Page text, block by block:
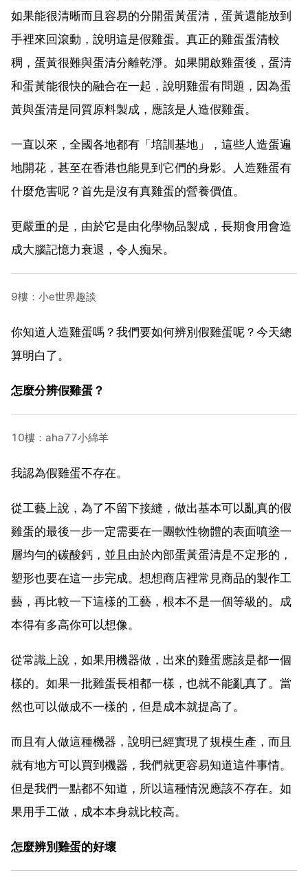
如果能很清晰而且容易的分開蛋黃蛋清，蛋黃還能放到
手裡來回滾動，說明這是假雞蛋。真正的雞蛋蛋清較
稠，蛋黃很難與蛋清分離乾淨。如果開啟雞蛋後，蛋清
和蛋黃能很快的融合在一起，說明雞蛋有問題，因為蛋
黃與蛋清是同質原料製成，應該是人造假雞蛋。
一直以來，全國各地都有「培訓基地」，這些人造蛋遍
地開花，甚至在香港也能見到它們的身影。人造雞蛋有
什麼危害呢？首先是沒有真雞蛋的營養價值。
更嚴重的是，由於它是由化學物品製成，長期食用會造
成大腦記憶力衰退，令人痴呆。
9樓：小e世界趣談
你知道人造雞蛋嗎？我們要如何辨別假雞蛋呢？今天總
算明白了。
怎麼分辨假雞蛋？
10樓：aha77小綿羊
我認為假雞蛋不存在。
從工藝上說，為了不留下接縫，做出基本可以亂真的假
雞蛋的最後一步一定需要在一團軟性物體的表面噴塗一
層均勻的碳酸鈣，並且由於內部蛋黃蛋清是不定形的，
塑形也要在這一步完成。想想商店裡常見商品的製作工
藝，再比較一下這樣的工藝，根本不是一個等級的。成
本得有多高你可以想像。
從常識上說，如果用機器做，出來的雞蛋應該是都一個
樣的。如果一批雞蛋長相都一樣，也就不能亂真了。當
然也可以做成不一樣的，但是成本就提高了。
而且有人做這種機器，說明已經實現了規模生產，而且
就有地方可以買到機器，我們就更容易知道這件事情。
但是我們一點都不知道，所以這種情況應該不存在。如
果用手工做，成本本身就比較高。
怎麼辨別雞蛋的好壞